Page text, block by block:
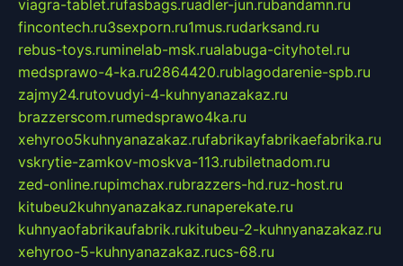
viagra-tablet.rufasbags.ruadler-jun.rubandamn.ru
fincontech.ru3sexporn.ru1mus.rudarksand.ru
rebus-toys.ruminelab-msk.rualabuga-cityhotel.ru
medsprawo-4-ka.ru2864420.rublagodarenie-spb.ru
zajmy24.rutovudyi-4-kuhnyanazakaz.ru
brazzerscom.rumedsprawo4ka.ru
xehyroo5kuhnyanazakaz.rufabrikayfabrikaefabrika.ru
vskrytie-zamkov-moskva-113.rubiletnadom.ru
zed-online.rupimchax.rubrazzers-hd.ruz-host.ru
kitubeu2kuhnyanazakaz.runaperekate.ru
kuhnyaofabrikaufabrik.rukitubeu-2-kuhnyanazakaz.ru
xehyroo-5-kuhnyanazakaz.rucs-68.ru